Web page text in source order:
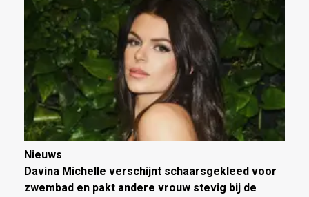
Nieuws
Davina Michelle verschijnt schaarsgekleed voor
zwembad en pakt andere vrouw stevig bij de